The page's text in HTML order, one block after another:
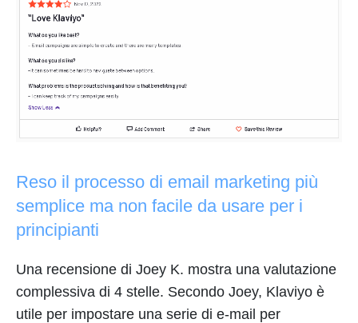
Reso il processo di email marketing più
semplice ma non facile da usare per i
principianti
Una recensione di Joey K. mostra una valutazione
complessiva di 4 stelle. Secondo Joey, Klaviyo è
utile per impostare una serie di e-mail per